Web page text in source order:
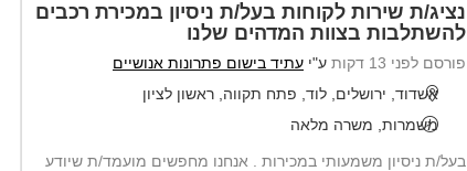
נציג/ת שירות לקוחות בעל/ת ניסיון במכירת רכבים
להשתלבות בצוות המדהים שלנו
פורסם לפני 13 דקות ע"י עתיד בישום פתרונות אנושיים
אשדוד, ירושלים, לוד, פתח תקווה, ראשון לציון
משמרות, משרה מלאה
בעל/ת ניסיון משמעותי במכירות . אנחנו מחפשים מועמד/ת שיודע